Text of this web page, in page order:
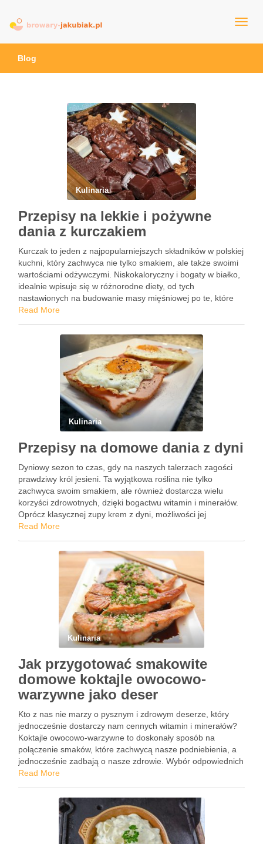
browary-jakubiak.pl
Blog
Kulinaria
Przepisy na lekkie i pożywne
dania z kurczakiem
Kurczak to jeden z najpopularniejszych składników w polskiej
kuchni, który zachwyca nie tylko smakiem, ale także swoimi
wartościami odżywczymi. Niskokaloryczny i bogaty w białko,
idealnie wpisuje się w różnorodne diety, od tych
nastawionych na budowanie masy mięśniowej po te, które
mają na celu zrzucenie zbędnych kilogramów.
Read More
Kulinaria
Przepisy na domowe dania z dyni
Dyniowy sezon to czas, gdy na naszych talerzach zagości
prawdziwy król jesieni. Ta wyjątkowa roślina nie tylko
zachwyca swoim smakiem, ale również dostarcza wielu
korzyści zdrowotnych, dzięki bogactwu witamin i minerałów.
Oprócz klasycznej zupy krem z dyni, możliwości jej
wykorzystania w kuchni są niemal nieograniczone – od
Read More
Kulinaria
Jak przygotować smakowite
domowe koktajle owocowo-
warzywne jako deser
Kto z nas nie marzy o pysznym i zdrowym deserze, który
jednocześnie dostarczy nam cennych witamin i minerałów?
Koktajle owocowo-warzywne to doskonały sposób na
połączenie smaków, które zachwycą nasze podniebienia, a
jednocześnie zadbają o nasze zdrowie. Wybór odpowiednich
składników i ich harmonijne łączenie mogą sprawić, że każdy
Read More